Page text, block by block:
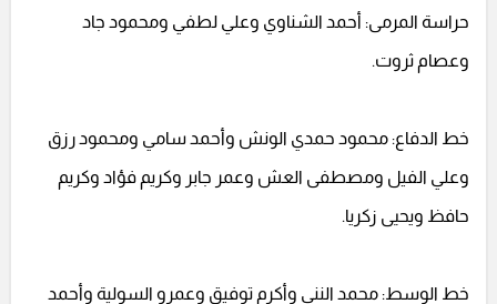
حراسة المرمى: أحمد الشناوي وعلي لطفي ومحمود جاد
وعصام ثروت.
خط الدفاع: محمود حمدي الونش وأحمد سامي ومحمود رزق
وعلي الفيل ومصطفى العش وعمر جابر وكريم فؤاد وكريم
حافظ ويحيى زكريا.
خط الوسط: محمد النني وأكرم توفيق وعمرو السولية وأحمد